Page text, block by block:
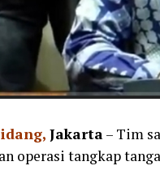
Jakarta– Tim
operasi tangkap